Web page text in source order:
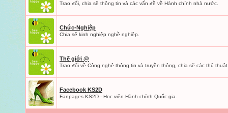
Trao đổi, chia sẽ thông tin và các vấn đề về Hành chính nhà nước.
Chức-Nghiệp
Chia sẽ kinh nghiệp nghề nghiệp.
Thế giới @
Trao đổi về Công nghê thông tin và truyền thông, chia sẽ các thủ
Facebook KS2D
Fanpages KS2D - Học viện Hành chính Quốc gia.